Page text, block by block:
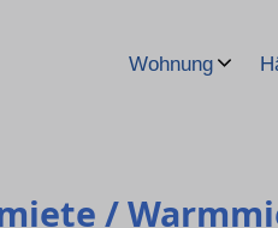
Wohnung
/